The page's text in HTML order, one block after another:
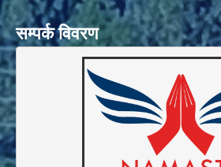
सम्पर्क विवरण